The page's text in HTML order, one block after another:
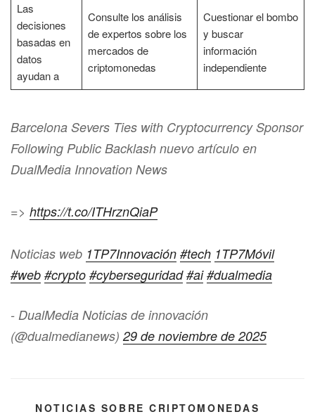
Las
decisiones
basadas en
datos
ayudan a
Consulte los análisis
de expertos sobre los
mercados de
criptomonedas
Cuestionar el bombo
y buscar
información
independiente
Barcelona Severs Ties with Cryptocurrency Sponsor
Following Public Backlash nuevo artículo en
DualMedia Innovation News
=> https://t.co/ITHrznQiaP
Noticias web 1TP7Innovación #tech 1TP7Móvil
#web #crypto #cyberseguridad #ai #dualmedia
- DualMedia Noticias de innovación
(@dualmedianews) 29 de noviembre de 2025
CATEGORÍAS
NOTICIAS SOBRE CRIPTOMONEDAS